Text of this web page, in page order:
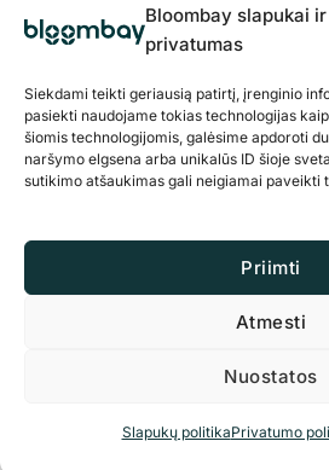
Bloombay slapukai ir
privatumas
Siekdami teikti geriausią patirtį, įrenginio
pasiekti naudojame tokias technologijas
šiomis technologijomis, galėsime apdoroti
naršymo elgsena arba unikalūs ID šioje
sutikimo atšaukimas gali neigiamai paveikti
Priimti
Atmesti
Nuostatos
Slapukų politikaPrivatumo
103, Kaunas, 48334